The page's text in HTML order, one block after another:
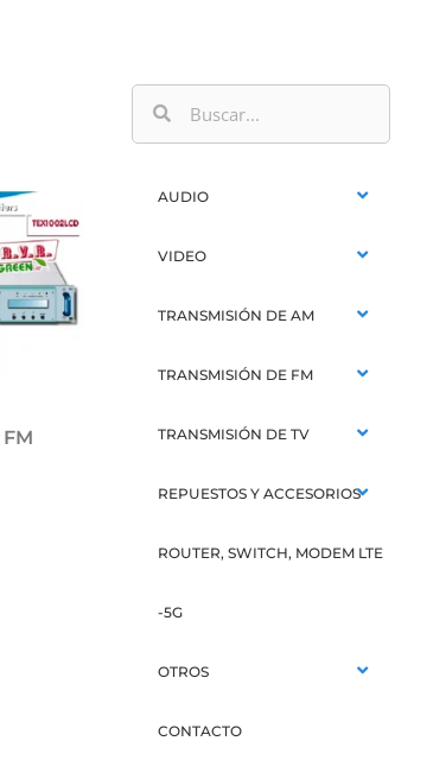
AUDIO
VIDEO
TRANSMISIÓN DE AM
TRANSMISIÓN DE FM
TRANSMISIÓN DE TV
REPUESTOS Y ACCESORIOS
ROUTER, SWITCH, MODEM LTE
-5G
OTROS
CONTACTO